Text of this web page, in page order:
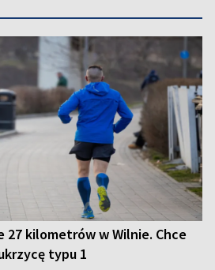
27 kilometrów w Wilnie. Chce
typu 1